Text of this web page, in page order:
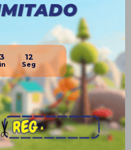
11
pago
pueden interesar